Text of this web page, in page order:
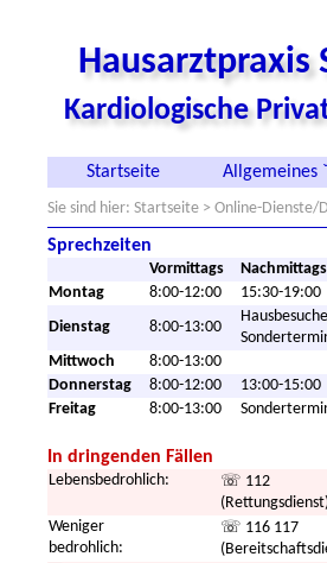
Hausarztpraxis
Kardiologische
Startseite Allgemeines ˇ
Sie sind hier: Startseite > Online-Dienste/
Sprechzeiten
Vormittags
Nachmittags
Montag
8:00-12:00
15:30-19:00
Dienstag
8:00-13:00
Hausbesuche
Mittwoch
8:00-13:00
Donnerstag
8:00-12:00
13:00-15:00
Freitag
8:00-13:00
In dringenden Fällen
Lebensbedrohlich:
☏ 112
Weniger
bedrohlich:
☏ 116 117